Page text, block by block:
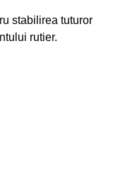
stabilirea tuturor
rutier.